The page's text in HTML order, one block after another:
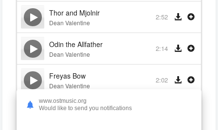
Thor and Mjolnir
Dean Valentine
2:52
Odin the Allfather
Dean Valentine
2:14
Freyas Bow
Dean Valentine
2:02
Hel's Army
www.ostmusic.org
Would like to send you notifications